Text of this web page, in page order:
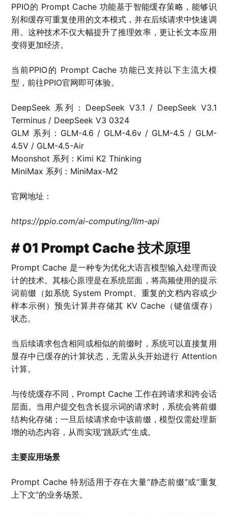
PPIO的 Prompt Cache 功能基于智能缓存策略，能够识
别和缓存可重复使用的文本模式，并在后续请求中快速调
用。这种技术不仅大幅提升了推理效率，更让长文本应用
变得更加经济。
当前PPIO的 Prompt Cache 功能已支持以下主流大模
型，前往PPIO官网即可体验。
DeepSeek 系列：DeepSeek V3.1 / DeepSeek V3.1
Terminus / DeepSeek V3 0324
GLM 系列：GLM-4.6 / GLM-4.6v / GLM-4.5 / GLM-
4.5V / GLM-4.5-Air
Moonshot 系列：Kimi K2 Thinking
MiniMax 系列：MiniMax-M2
官网地址：
https://ppio.com/ai-computing/llm-api
# 01 Prompt Cache 技术原理
Prompt Cache 是一种专为优化大语言模型输入处理而设
计的技术。其核心原理是在系统层面，将高频使用的提示
词前缀（如系统 System Prompt、重复的文档内容或少
样本示例）预先计算并存储其 KV Cache（键值缓存）
状态。
当后续请求包含相同或相似的前缀时，系统可以直接复用
显存中已缓存的计算状态，无需从头开始进行 Attention
计算。
与传统缓存不同，Prompt Cache 工作在跨请求和跨会话
层面。当用户提交包含长提示词的请求时，系统会将前缀
结构化存储；一旦后续请求命中该前缀，模型仅需处理新
增的动态内容，从而实现“跳跃式”生成。
主要应用场景
Prompt Cache 特别适用于存在大量“静态前缀”或“重复
上下文”的业务场景。